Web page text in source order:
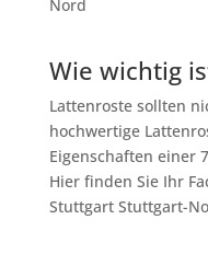
Wie wichtig
Lattenroste sollten
hochwertige
Eigenschaften einer
Hier finden Sie Ihr
Stuttgart Stuttgart-